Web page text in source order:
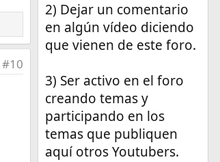
#10
2) Dejar un comentario
en algún vídeo diciendo
que vienen de este foro.
3) Ser activo en el foro
creando temas y
participando en los
temas que publiquen
aquí otros Youtubers.